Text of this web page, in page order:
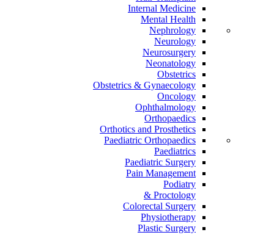
Internal Medicine
Mental Health
Nephrology
Neurology
Neurosurgery
Neonatology
Obstetrics
Obstetrics & Gynaecology
Oncology
Ophthalmology
Orthopaedics
Orthotics and Prosthetics
Paediatric Orthopaedics
Paediatrics
Paediatric Surgery
Pain Management
Podiatry
Proctology &
Colorectal Surgery
Physiotherapy
Plastic Surgery